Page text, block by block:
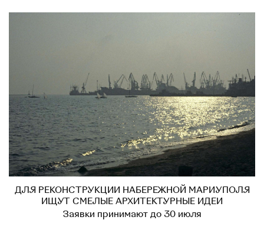
ДЛЯ РЕКОНСТРУКЦИИ НАБЕРЕЖНОЙ МАРИУПОЛЯ
ИЩУТ СМЕЛЫЕ АРХИТЕКТУРНЫЕ ИДЕИ
Заявки принимают до 30 июля